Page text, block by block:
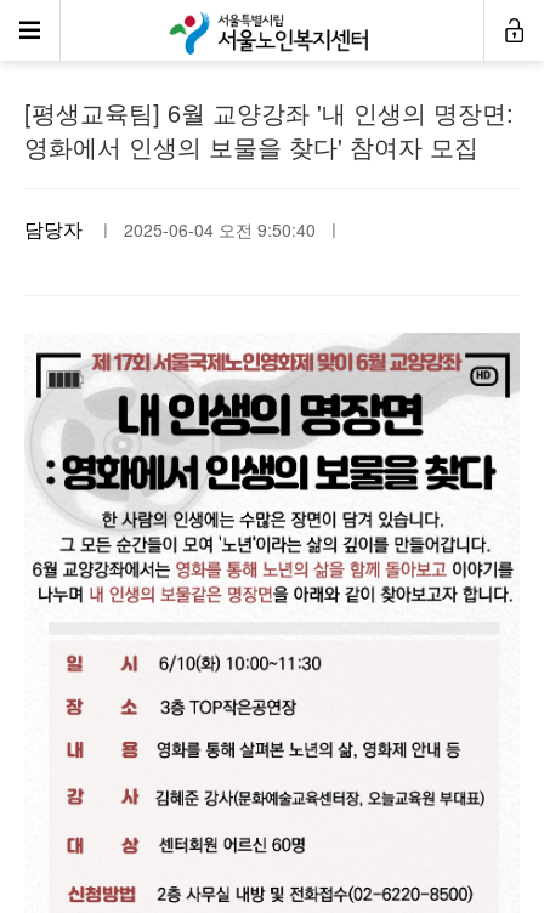
공지사항
[평생교육팀] 6월 교양강좌 '내 인생의 명장면:
영화에서 인생의 보물을 찾다' 참여자 모집
담당자 ㅣ 2025-06-04 오전 9:50:40 ㅣ